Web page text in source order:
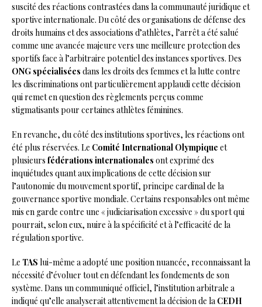
suscité des réactions contrastées dans la communauté juridique et
sportive internationale. Du côté des organisations de défense des
droits humains et des associations d’athlètes, l’arrêt a été salué
comme une avancée majeure vers une meilleure protection des
sportifs face à l’arbitraire potentiel des instances sportives. Des
ONG spécialisées dans les droits des femmes et la lutte contre
les discriminations ont particulièrement applaudi cette décision
qui remet en question des règlements perçus comme
stigmatisants pour certaines athlètes féminines.
En revanche, du côté des institutions sportives, les réactions ont
été plus réservées. Le Comité International Olympique et
plusieurs fédérations internationales ont exprimé des
inquiétudes quant aux implications de cette décision sur
l’autonomie du mouvement sportif, principe cardinal de la
gouvernance sportive mondiale. Certains responsables ont même
mis en garde contre une « judiciarisation excessive » du sport qui
pourrait, selon eux, nuire à la spécificité et à l’efficacité de la
régulation sportive.
Le TAS lui-même a adopté une position nuancée, reconnaissant la
nécessité d’évoluer tout en défendant les fondements de son
système. Dans un communiqué officiel, l’institution arbitrale a
indiqué qu’elle analyserait attentivement la décision de la CEDH